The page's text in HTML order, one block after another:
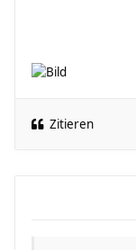
Zitieren